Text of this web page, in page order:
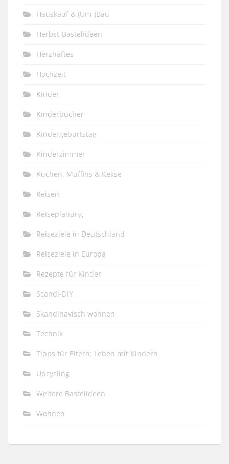
Hauskauf & (Um-)Bau
Herbst-Bastelideen
Herzhaftes
Hochzeit
Kinder
Kinderbücher
Kindergeburtstag
Kinderzimmer
Kuchen, Muffins & Kekse
Reisen
Reiseplanung
Reiseziele in Deutschland
Reiseziele in Europa
Rezepte für Kinder
Scandi-DIY
Skandinavisch wohnen
Technik
Tipps für Eltern: Leben mit Kindern
Upcycling
Weitere Bastelideen
Wohnen